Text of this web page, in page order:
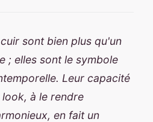
sont bien plus qu'un
; elles sont le symbole
Leur capacité
à le rendre
en fait un